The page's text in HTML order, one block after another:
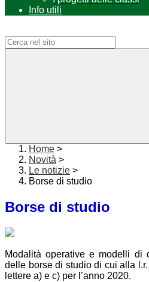
Info utili
Home >
Novità >
Le notizie >
Borse di studio
Borse di studio
Modalità operative e modelli di
delle borse di studio di cui alla
lettere a) e c) per l’anno 2020.